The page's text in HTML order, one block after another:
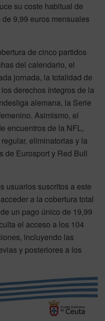
su coste habitual de
9,99 euros mensuales
de cinco partidos
del calendario, el
jornada, la totalidad de
derechos íntegros de la
alemana, la Serie
Asimismo, el
encuentros de la NFL,
eliminatorias y la
de Eurosport y Red Bull
usuarios suscritos a este
a la cobertura total
un pago único de 19,99
el acceso a los 104
incluyendo las
y posteriores a los